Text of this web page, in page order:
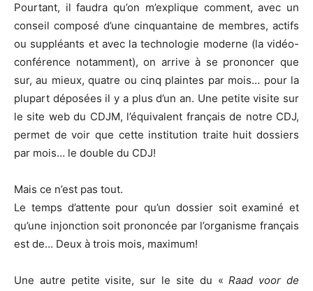
Pourtant, il faudra qu’on m’explique comment, avec un
conseil composé d’une cinquantaine de membres, actifs
ou suppléants et avec la technologie moderne (la vidéo-
conférence notamment), on arrive à se prononcer que
sur, au mieux, quatre ou cinq plaintes par mois… pour la
plupart déposées il y a plus d’un an. Une petite visite sur
le site web du CDJM, l’équivalent français de notre CDJ,
permet de voir que cette institution traite huit dossiers
par mois… le double du CDJ!
Mais ce n’est pas tout.
Le temps d’attente pour qu’un dossier soit examiné et
qu’une injonction soit prononcée par l’organisme français
est de… Deux à trois mois, maximum!
Une autre petite visite, sur le site du «Raad voor de